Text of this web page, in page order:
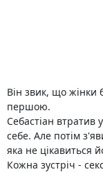
Він звик, що жінки
першою.
Себастіан втратив
себе. Але потім
яка не цікавиться
Кожна зустріч -